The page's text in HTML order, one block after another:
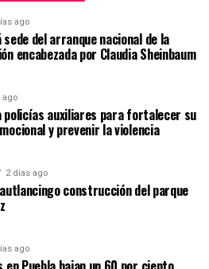
ago
sede del arranque nacional de la
encabezada por Claudia Sheinbaum
ago
policías auxiliares para fortalecer su
y prevenir la violencia
2 días ago
construcción del parque
ago